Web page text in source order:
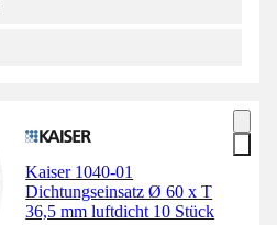
Kaiser 1040-01
Dichtungseinsatz Ø 60 x T
36,5 mm luftdicht 10 Stück